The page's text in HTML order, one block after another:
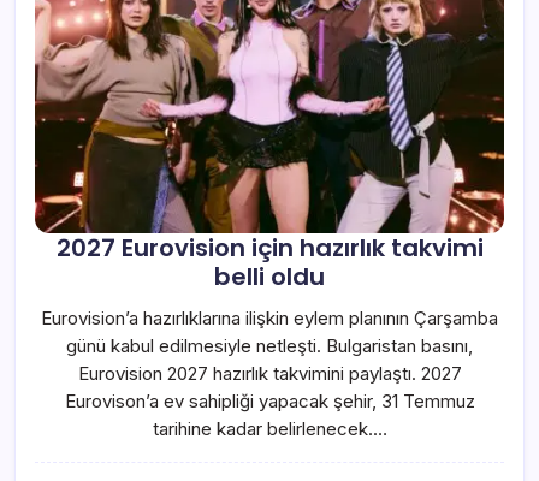
2027 Eurovision için hazırlık takvimi
belli oldu
Eurovision’a hazırlıklarına ilişkin eylem planının Çarşamba
günü kabul edilmesiyle netleşti. Bulgaristan basını,
Eurovision 2027 hazırlık takvimini paylaştı. 2027
Eurovison’a ev sahipliği yapacak şehir, 31 Temmuz
tarihine kadar belirlenecek.…